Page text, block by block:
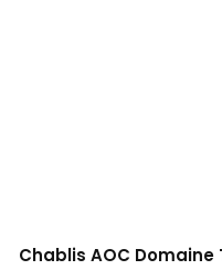
Chablis AOC Domaine